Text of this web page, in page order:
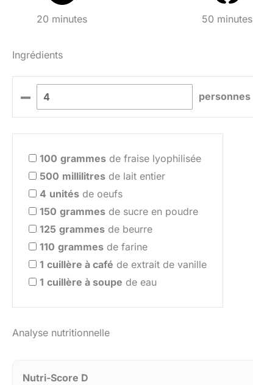
20 minutes 50 minutes
Ingrédients
– personnes
100 grammes de fraise lyophilisée
500 millilitres de lait entier
4 unités de oeufs
150 grammes de sucre en poudre
125 grammes de beurre
110 grammes de farine
1 cuillère à café de extrait de vanille
1 cuillère à soupe de eau
Analyse nutritionnelle
Nutri-Score D